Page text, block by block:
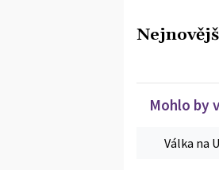
Mohlo by
Válka na